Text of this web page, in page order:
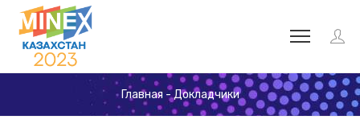
Главная-Докладчики